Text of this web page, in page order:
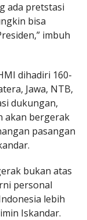
ada pretstasi
bisa
imbuh
dihadiri 160-
Jawa, NTB,
dukungan,
akan bergerak
pasangan
bukan atas
personal
lebih
Iskandar.